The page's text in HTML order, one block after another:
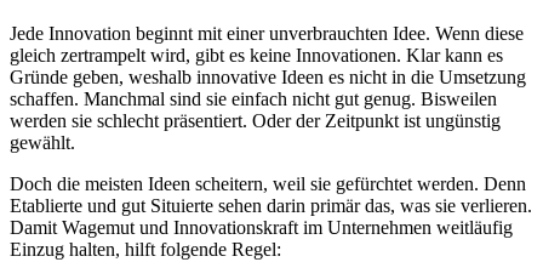
Jede Innovation beginnt mit einer unverbrauchten Idee. Wenn diese
gleich zertrampelt wird, gibt es keine Innovationen. Klar kann es
Gründe geben, weshalb innovative Ideen es nicht in die Umsetzung
schaffen. Manchmal sind sie einfach nicht gut genug. Bisweilen
werden sie schlecht präsentiert. Oder der Zeitpunkt ist ungünstig
gewählt.
Doch die meisten Ideen scheitern, weil sie gefürchtet werden. Denn
Etablierte und gut Situierte sehen darin primär das, was sie verlieren.
Damit Wagemut und Innovationskraft im Unternehmen weitläufig
Einzug halten, hilft folgende Regel: